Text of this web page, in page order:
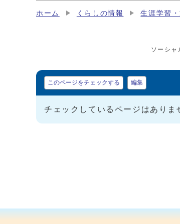
ホーム くらしの情報 生涯学習
ソーシャ
マイページ
このページをチェックする 編集
チェックしているページはありま